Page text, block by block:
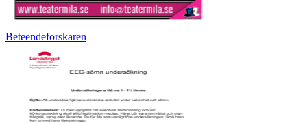
Beteendeforskaren